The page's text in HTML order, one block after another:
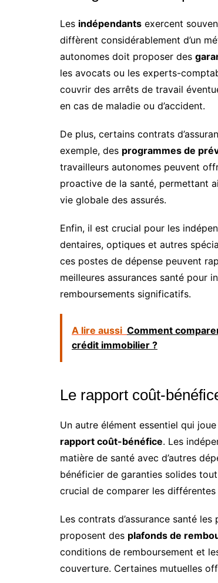
Les indépendants exercent
diffèrent considérablement d’un
autonomes doit proposer des
les avocats ou les experts-
couvrir des arrêts de travail
en cas de maladie ou d’accident.
De plus, certains contrats
exemple, des programmes de
travailleurs autonomes peuvent
proactive de la santé, permettant
vie globale des assurés.
Enfin, il est crucial pour les
dentaires, optiques et autres
ces postes de dépense peuvent
meilleures assurances santé pour
remboursements significatifs.
A lire aussi Comment
crédit immobilier ?
Le rapport coût-
Un autre élément essentiel qui
rapport coût-bénéfice. Les
matière de santé avec d’autres
bénéficier de garanties solides
crucial de comparer les
Les contrats d’assurance santé
proposent des plafonds de
conditions de remboursement et
couverture. Certaines mutuelles